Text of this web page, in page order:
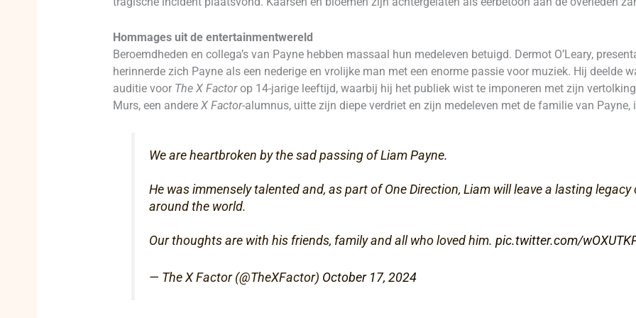
Hommages uit de entertainmentwereld
Beroemdheden en collega’s van Payne hebben massaal hun medeleven betuigd. Dermot O’Leary,
herinnerde zich Payne als een nederige en vrolijke man met een enorme passie voor muziek. Hij deelde
auditie voor The X Factorop 14-jarige leeftijd, waarbij hij het publiek wist te imponeren met zijn
Murs, een andere X Factor-alumnus, uitte zijn diepe verdriet en zijn medeleven met de familie van Payne,
We are heartbroken by the sad passing of Liam Payne.
He was immensely talented and, as part of One Direction, Liam will leave a lasting
around the world.
Our thoughts are with his friends, family and all who loved him.pic.twitter.com/
— The X Factor (@TheXFactor) October 17, 2024